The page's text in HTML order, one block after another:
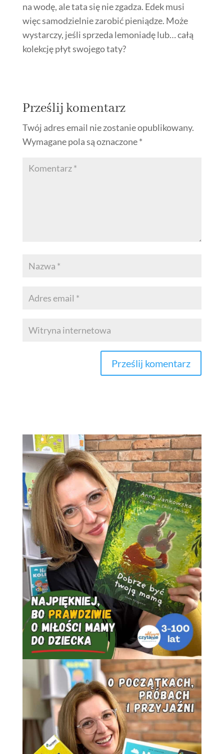
na wodę, ale tata się nie zgadza. Edek musi
więc samodzielnie zarobić pieniądze. Może
wystarczy, jeśli sprzeda lemoniadę lub… całą
kolekcję płyt swojego taty?
Prześlij komentarz
Twój adres email nie zostanie opublikowany.
Wymagane pola są oznaczone*